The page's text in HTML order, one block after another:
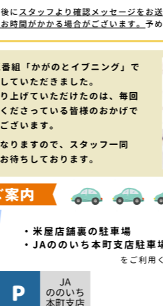
お米一筋150年 石川県野々市のおこめ専門店「米屋(こめや)」ーお米・おにぎり・玄米・ご飯のお供・器を販売している会社ですー
ブログ
Blog